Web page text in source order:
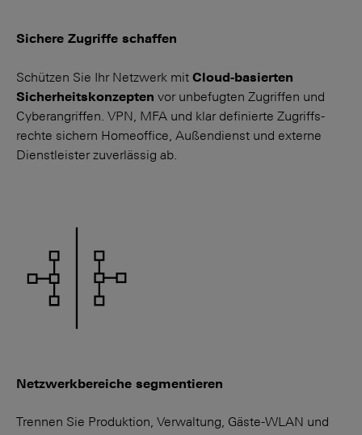
Sichere Zugriffe schaffen
Schützen Sie Ihr Netzwerk mit Cloud-basierten
Sicherheits­konzepten vor unbefugten Zu­griffen und
Cyberangriffen. VPN, MFA und klar definierte Zugriffs­
rechte sichern Home­office, Außen­dienst und externe
Dienst­leister zuverlässig ab.
Netzwerkbereiche segmentieren
Trennen Sie Produktion, Verwal­tung, Gäste-WLAN und